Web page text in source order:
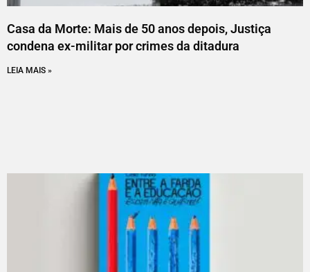
Casa da Morte: Mais de 50 anos depois, Justiça
condena ex-militar por crimes da ditadura
LEIA MAIS »